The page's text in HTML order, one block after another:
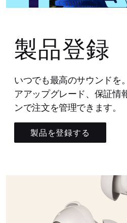
製品登録
いつでも最高のサウンドを
アアップグレード、保証情
ンで注文を管理できます。
製品を登録する